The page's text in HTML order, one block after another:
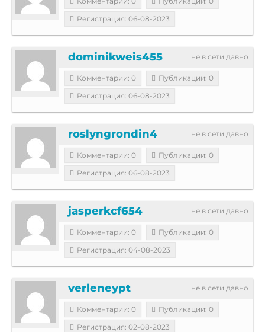
Регистрация: 06-08-2023
не в сети давно
dominikweis455
Комментарии: 0
Публикации: 0
Регистрация: 06-08-2023
не в сети давно
roslyngrondin4
Комментарии: 0
Публикации: 0
Регистрация: 06-08-2023
не в сети давно
jasperkcf654
Комментарии: 0
Публикации: 0
Регистрация: 04-08-2023
не в сети давно
verleneypt
Комментарии: 0
Публикации: 0
Регистрация: 02-08-2023